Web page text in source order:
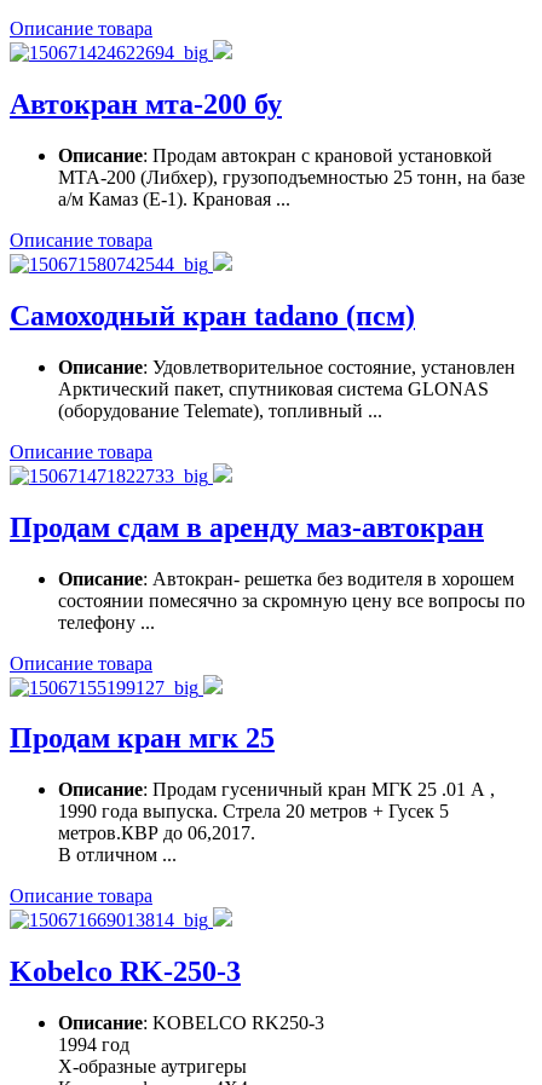
Описание товара
Автокран мта-200 бу
Описание: Продам автокран с крановой установкой
МТА-200 (Либхер), грузоподъемностью 25 тонн, на базе
а/м Камаз (Е-1). Крановая ...
Описание товара
Самоходный кран tadano (псм)
Описание: Удовлетворительное состояние, установлен
Арктический пакет, спутниковая система GLONAS
(оборудование Telemate), топливный ...
Описание товара
Продам сдам в аренду маз-автокран
Описание: Автокран- решетка без водителя в хорошем
состоянии помесячно за скромную цену все вопросы по
телефону ...
Описание товара
Продам кран мгк 25
Описание: Продам гусеничный кран МГК 25 .01 А ,
1990 года выпуска. Стрела 20 метров + Гусек 5
метров.КВР до 06,2017.
В отличном ...
Описание товара
Kobelco RK-250-3
Описание: KOBELCO RK250-3
1994 год
X-образные аутригеры